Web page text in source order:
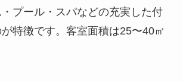
プール・スパなどの充実した付
特徴です。客室面積は25〜40㎡